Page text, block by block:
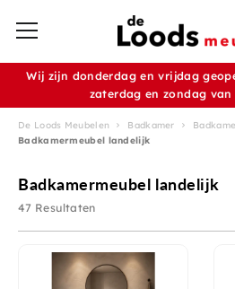
Wij zijn donderdag en vrijdag
zaterdag en zondag van
De Loods Meubelen Badkamer
Badkamermeubel landelijk
Badkamermeubel landelijk
47 Resultaten